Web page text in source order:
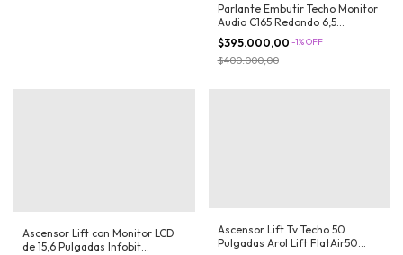
Parlante Embutir Techo Monitor
Audio C165 Redondo 6,5
Pulgadas
$395.000,00 -1%OFF
$400.000,00
Ascensor Lift con Monitor LCD
de 15,6 Pulgadas Infobit
Ascensor Lift Tv Techo 50
Pulgadas Arol Lift FlatAir50